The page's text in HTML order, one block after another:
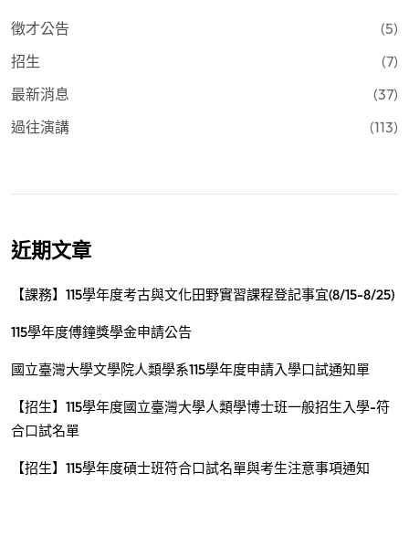
徵才公告
(5)
招生
(7)
最新消息
(37)
過往演講
(113)
近期文章
【課務】115學年度考古與文化田野實習課程登記事宜(8/15-8/25)
115學年度傅鐘獎學金申請公告
國立臺灣大學文學院人類學系115學年度申請入學口試通知單
【招生】115學年度國立臺灣大學人類學博士班一般招生入學-符
合口試名單
【招生】115學年度碩士班符合口試名單與考生注意事項通知